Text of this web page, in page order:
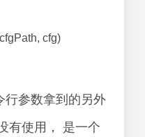
cfg)
行参数拿到的另外
有使用， 是一个